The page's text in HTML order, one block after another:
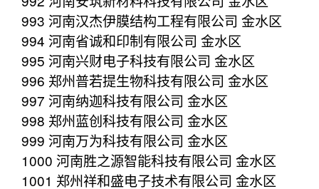
993 河南汉杰伊膜结构工程有限公司 金水区
994 河南省诚和印制有限公司 金水区
995 河南兴财电子科技有限公司 金水区
996 郑州普若提生物科技有限公司 金水区
997 河南纳迦科技有限公司 金水区
998 郑州蓝创科技有限公司 金水区
999 河南万为科技有限公司 金水区
1000 河南胜之源智能科技有限公司 金水区
1001 郑州祥和盛电子技术有限公司 金水区